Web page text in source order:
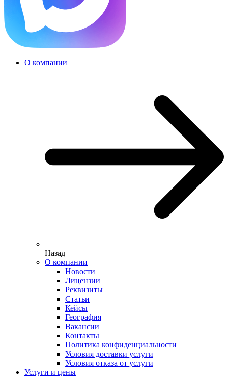
О компании
Назад
О компании
Новости
Лицензии
Реквизиты
Статьи
Кейсы
География
Вакансии
Контакты
Политика конфиденциальности
Условия доставки услуги
Условия отказа от услуги
Услуги и цены